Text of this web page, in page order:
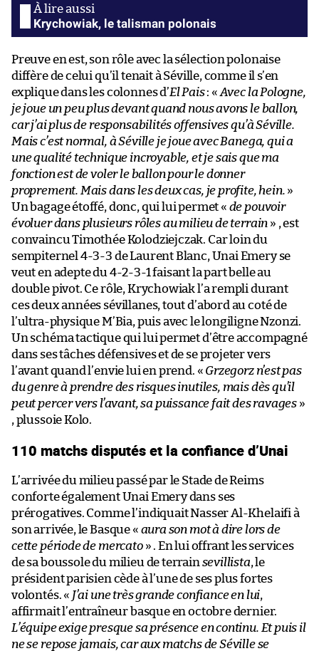
Krychowiak, le talisman polonais
Preuve en est, son rôle avec la sélection polonaise
diffère de celui qu’il tenait à Séville, comme il s’en
explique dans les colonnes d’El Pais: « Avec la Pologne,
je joue un peu plus devant quand nous avons le ballon,
car j’ai plus de responsabilités offensives qu’à Séville.
Mais c’est normal, à Séville je joue avec Banega, qui a
une qualité technique incroyable, et je sais que ma
fonction est de voler le ballon pour le donner
proprement. Mais dans les deux cas, je profite, hein. »
Un bagage étoffé, donc, qui lui permet « de pouvoir
évoluer dans plusieurs rôles au milieu de terrain » , est
convaincu Timothée Kolodziejczak. Car loin du
sempiternel 4-3-3 de Laurent Blanc, Unai Emery se
veut en adepte du 4-2-3-1 faisant la part belle au
double pivot. Ce rôle, Krychowiak l’a rempli durant
ces deux années sévillanes, tout d’abord au coté de
l’ultra-physique M’Bia, puis avec le longiligne Nzonzi.
Un schéma tactique qui lui permet d’être accompagné
dans ses tâches défensives et de se projeter vers
l’avant quand l’envie lui en prend. « Grzegorz n’est pas
du genre à prendre des risques inutiles, mais dès qu’il
peut percer vers l’avant, sa puissance fait des ravages »
, plussoie Kolo.
110 matchs disputés et la confiance d’Unai
L’arrivée du milieu passé par le Stade de Reims
conforte également Unai Emery dans ses
prérogatives. Comme l’indiquait Nasser Al-Khelaifi à
son arrivée, le Basque « aura son mot à dire lors de
cette période de mercato» . En lui offrant les services
de sa boussole du milieu de terrain sevillista, le
président parisien cède à l’une de ses plus fortes
volontés. « J’ai une très grande confiance en lui,
affirmait l’entraîneur basque en octobre dernier.
L’équipe exige presque sa présence en continu. Et puis il
ne se repose jamais, car aux matchs de Séville se